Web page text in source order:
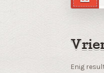
Enig